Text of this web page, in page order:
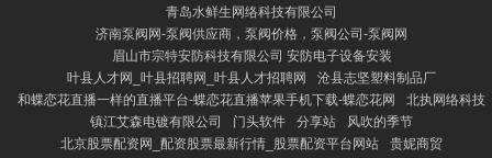
青岛水鲜生网络科技有限公司
济南泵阀网-泵阀供应商，泵阀价格，泵阀公司-泵阀网
眉山市宗特安防科技有限公司 安防电子设备安装
叶县人才网_叶县招聘网_叶县人才招聘网
沧县志坚塑料制品厂
和蝶恋花直播一样的直播平台-蝶恋花直播苹果手机下载-蝶恋花网
北执网络科技
镇江艾森电镀有限公司
门头软件 分享站
风吹的季节
北京股票配资网_配资股票最新行情_股票配资平台网站
贵妮商贸